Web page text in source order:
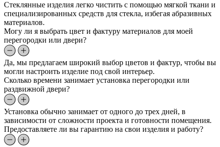
Стеклянные изделия легко чистить с помощью мягкой ткани и
специализированных средств для стекла, избегая абразивных
материалов.
Могу ли я выбрать цвет и фактуру материалов для моей
перегородки или двери?
Да, мы предлагаем широкий выбор цветов и фактур, чтобы вы
могли настроить изделие под свой интерьер.
Сколько времени занимает установка перегородки или
раздвижной двери?
Установка обычно занимает от одного до трех дней, в
зависимости от сложности проекта и готовности помещения.
Предоставляете ли вы гарантию на свои изделия и работу?